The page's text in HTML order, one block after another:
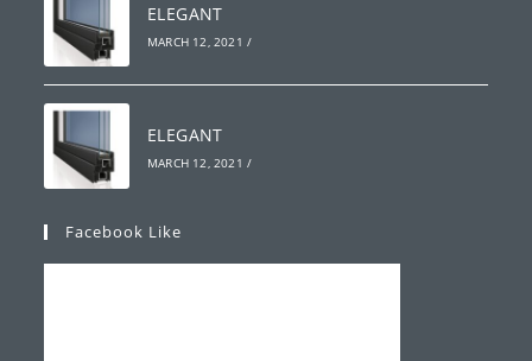
ELEGANT
MARCH 12, 2021 /
ELEGANT
MARCH 12, 2021 /
Facebook Like